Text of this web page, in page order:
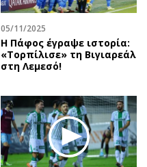
Νέα
Κινητά-tablets
Social
Αυτοκίνηση
Πολιτική
Οικονομία
Γενικά
05/11/2025
Η Πάφος έγραψε ιστορία:
«Τορπίλισε» τη Βιγιαρεάλ
στη Λεμεσό!